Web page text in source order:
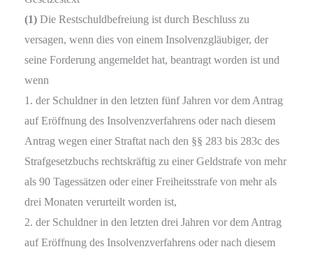
(1) Die Restschuldbefreiung ist durch Beschluss zu
versagen, wenn dies von einem Insolvenzgläubiger, der
seine Forderung angemeldet hat, beantragt worden ist und
wenn
1. der Schuldner in den letzten fünf Jahren vor dem Antrag
auf Eröffnung des Insolvenzverfahrens oder nach diesem
Antrag wegen einer Straftat nach den §§ 283 bis 283c des
Strafgesetzbuchs rechtskräftig zu einer Geldstrafe von mehr
als 90 Tagessätzen oder einer Freiheitsstrafe von mehr als
drei Monaten verurteilt worden ist,
2. der Schuldner in den letzten drei Jahren vor dem Antrag
auf Eröffnung des Insolvenzverfahrens oder nach diesem